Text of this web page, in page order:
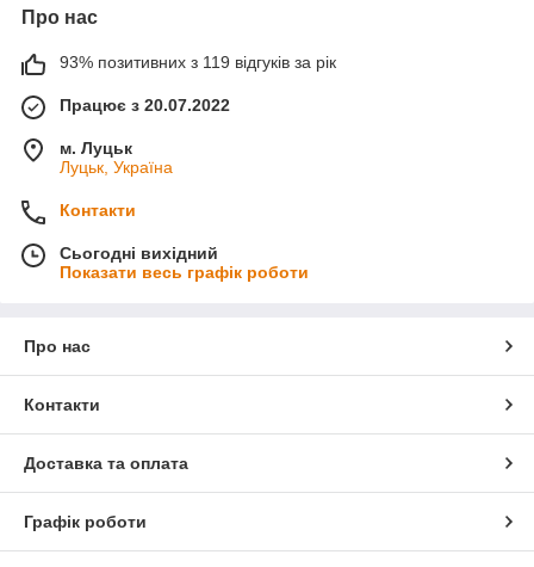
Про нас
93% позитивних з 119 відгуків за рік
Працює з 20.07.2022
м. Луцьк
Луцьк, Україна
Контакти
Сьогодні вихідний
Показати весь графік роботи
Про нас
Контакти
Доставка та оплата
Графік роботи